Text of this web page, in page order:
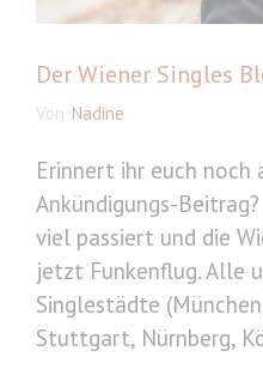
Der Wiener Singles
Von Nadine
Erinnert ihr euch noch
Ankündigungs-
viel passiert und die
jetzt Funkenflug. Alle
Singlestädte
Stuttgart, Nürnberg,